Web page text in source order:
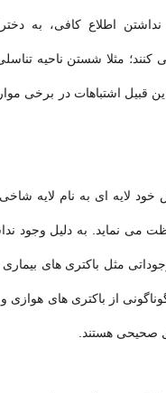
اطلاع کافی، به
مثلا شستن ناحیه
قبیل اشتباهات در برخی
لایه ‌ای به نام لایه شاخی
می‌ نماید. به دلیل وجود
مثل باکتری ‌های
از باکتری‌ های
صحیحی هستند.